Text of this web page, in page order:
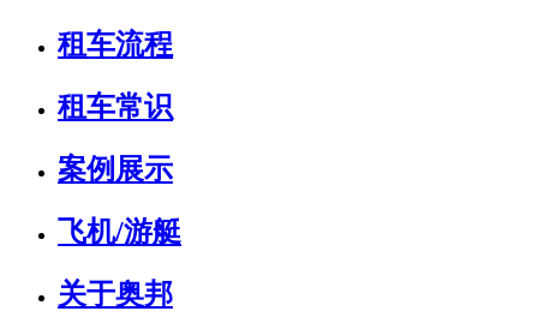
租车流程
租车常识
案例展示
飞机/游艇
关于奥邦